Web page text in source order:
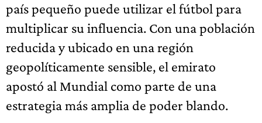
país pequeño puede utilizar el fútbol para
multiplicar su influencia. Con una población
reducida y ubicado en una región
geopolíticamente sensible, el emirato
apostó al Mundial como parte de una
estrategia más amplia de poder blando.